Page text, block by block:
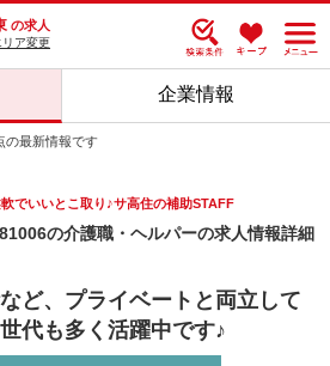
の求人
ア変更
企業情報
の最新情報です
でいいとこ取り♪サ高住の補助STAFF
の介護職・ヘルパーの求人情報詳細
ど、プライベートと両立して
代も多く活躍中です♪